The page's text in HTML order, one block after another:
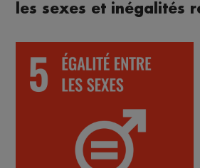
les sexes et inégalités